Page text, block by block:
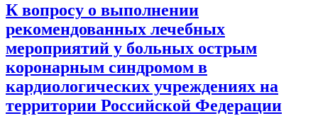
К вопросу о выполнении
рекомендованных лечебных
мероприятий у больных острым
коронарным синдромом в
кардиологических учреждениях на
территории Российской Федерации